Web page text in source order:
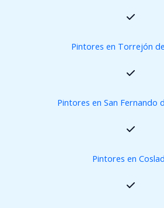
Pintores en Torrejón
Pintores en San Fernando
Pintores en